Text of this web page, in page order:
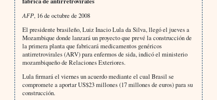
AFP, 16 de octubre de 2008
El presidente brasileño, Luiz Inacio Lula da Silva, llegó el jueves a
Mozambique donde lanzará un proyecto que prevé la construcción de
la primera planta que fabricará medicamentos genéricos
antirretrovirales (ARV) para enfermos de sida, indicó el ministerio
mozambiqueño de Relaciones Exteriores.
Lula firmará el viernes un acuerdo mediante el cual Brasil se
compromete a aportar US$23 millones (17 millones de euros) para su
construcción.